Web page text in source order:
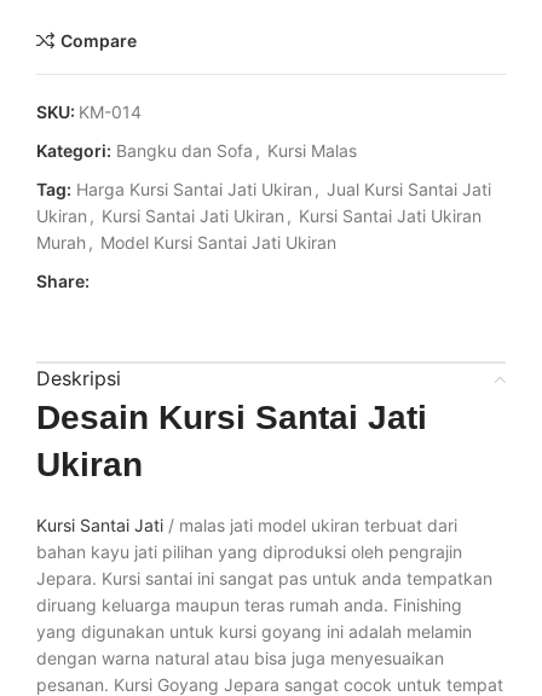
Compare
SKU: KM-014
Kategori: Bangku dan Sofa , Kursi Malas
Tag: Harga Kursi Santai Jati Ukiran , Jual Kursi Santai Jati
Ukiran , Kursi Santai Jati Ukiran , Kursi Santai Jati Ukiran
Murah, Model Kursi Santai Jati Ukiran
Share:
Deskripsi
Desain Kursi Santai Jati
Ukiran
Kursi Santai Jati / malas jati model ukiran terbuat dari
bahan kayu jati pilihan yang diproduksi oleh pengrajin
Jepara. Kursi santai ini sangat pas untuk anda tempatkan
diruang keluarga maupun teras rumah anda. Finishing
yang digunakan untuk kursi goyang ini adalah melamin
dengan warna natural atau bisa juga menyesuaikan
pesanan. Kursi Goyang Jepara sangat cocok untuk tempat